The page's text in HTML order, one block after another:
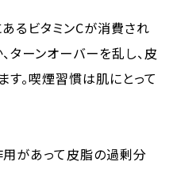
るビタミンCが消費され
ターンオーバーを乱し、皮
。喫煙習慣は肌にとって
があって皮脂の過剰分